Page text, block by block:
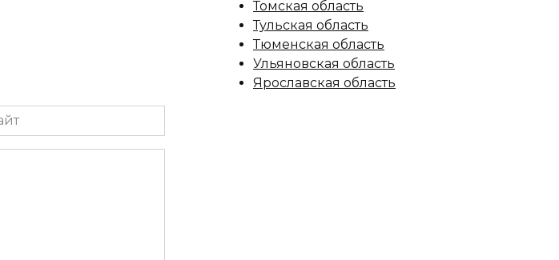
Томская область
Тульская область
Тюменская область
Ульяновская область
Ярославская область